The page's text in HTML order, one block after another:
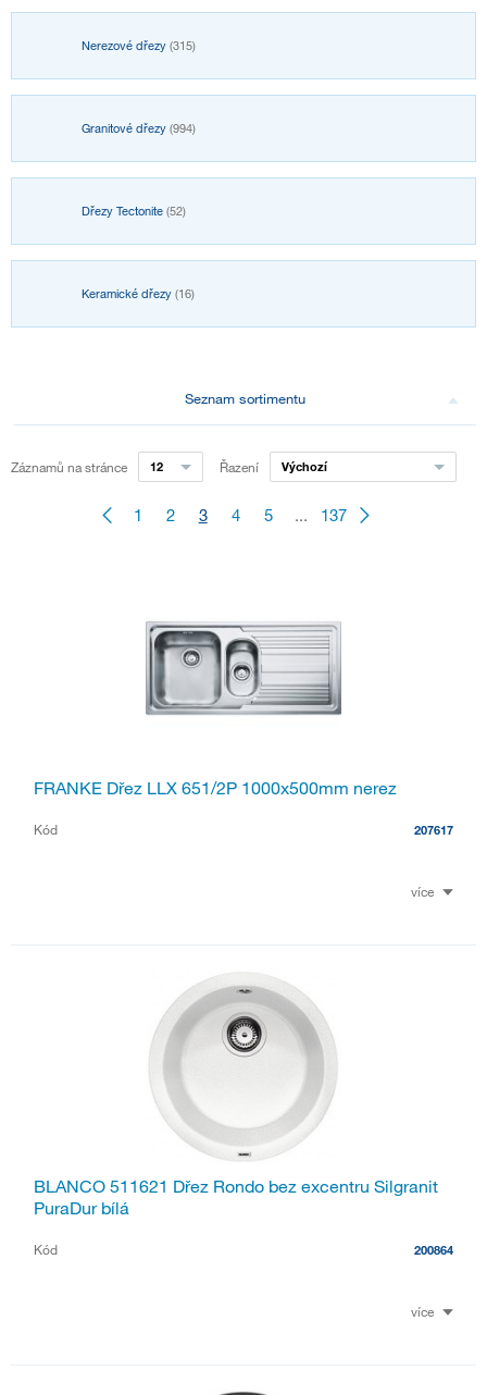
Nerezové dřezy (315)
Granitové dřezy (994)
Dřezy Tectonite (52)
Keramické dřezy (16)
Seznam sortimentu
Záznamů na stránce 12 Řazení Výchozí
1 2 3 4 5 ... 137
FRANKE Dřez LLX 651/2P 1000x500mm nerez
Kód 207617
více
BLANCO 511621 Dřez Rondo bez excentru Silgranit
PuraDur bílá
Kód 200864
více